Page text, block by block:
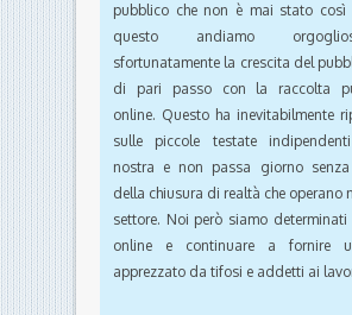
pubblico che non è mai stato
questo andiamo
sfortunatamente la crescita del
di pari passo con la raccolta
online. Questo ha inevitabilmente
sulle piccole testate
nostra e non passa giorno
della chiusura di realtà che operano
settore. Noi però siamo determinati
online e continuare a fornire
apprezzato da tifosi e addetti ai